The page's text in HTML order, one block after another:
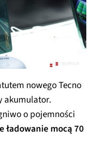
nowego Tecno
akumulator.
o pojemności
ładowanie mocą 70